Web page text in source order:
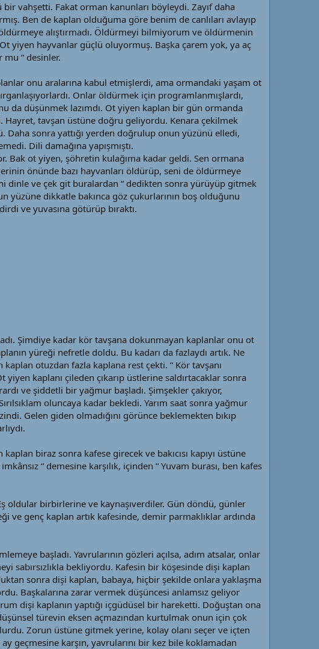
vahşetti. Fakat orman kanunları böyleydi. Zayıf daha
Ben de kaplan olduğuma göre benim de canlıları avlayıp
alıştırmadı. Öldürmeyi bilmiyorum ve öldürmenin
yiyen hayvanlar güçlü oluyormuş. Başka çarem yok, ya aç
mu “ desinler.
onu aralarına kabul etmişlerdi, ama ormandaki yaşam ot
Onlar öldürmek için programlanmışlardı,
da düşünmek lazımdı. Ot yiyen kaplan bir gün ormanda
Hayret, tavşan üstüne doğru geliyordu. Kenara çekilmek
Daha sonra yattığı yerden doğrulup onun yüzünü elledi,
Dili damağına yapışmıştı.
Bak ot yiyen, şöhretin kulağıma kadar geldi. Sen ormana
önünde bazı hayvanları öldürüp, seni de öldürmeye
dinle ve çek git buralardan “ dedikten sonra yürüyüp gitmek
yüzüne dikkatle bakınca göz çukurlarının boş olduğunu
ve yuvasına götürüp bıraktı.
Şimdiye kadar kör tavşana dokunmayan kaplanlar onu ot
yüreği nefretle doldu. Bu kadarı da fazlaydı artık. Ne
otuzdan fazla kaplana rest çekti. “ Kör tavşanı
kaplanı çileden çıkarıp üstlerine saldırtacaklar sonra
ve şiddetli bir yağmur başladı. Şimşekler çakıyor,
oluncaya kadar bekledi. Yarım saat sonra yağmur
Gelen giden olmadığını görünce beklemekten bıkıp
biraz sonra kafese girecek ve bakıcısı kapıyı üstüne
“ demesine karşılık, içinden “ Yuvam burası, ben kafes
oldular birbirlerine ve kaynaşıverdiler. Gün döndü, günler
ve genç kaplan artık kafesinde, demir parmaklıklar ardında
başladı. Yavrularının gözleri açılsa, adım atsalar, onlar
sabırsızlıkla bekliyordu. Kafesin bir köşesinde dişi kaplan
sonra dişi kaplan, babaya, hiçbir şekilde onlara yaklaşma
Başkalarına zarar vermek düşüncesi anlamsız geliyor
dişi kaplanın yaptığı içgüdüsel bir hareketti. Doğuştan ona
türevin eksen açmazından kurtulmak onun için çok
Zorun üstüne gitmek yerine, kolay olanı seçer ve içten
geçmesine karşın, yavrularını bir kez bile koklamadan